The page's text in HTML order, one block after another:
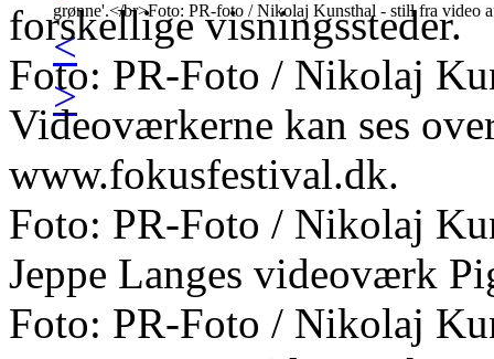
<
>
forskellige visningssteder.
Foto: PR-Foto / Nikolaj
Videoværkerne kan ses
www.fokusfestival.dk.
Foto: PR-Foto / Nikolaj
Jeppe Langes videoværk
Foto: PR-Foto / Nikolaj